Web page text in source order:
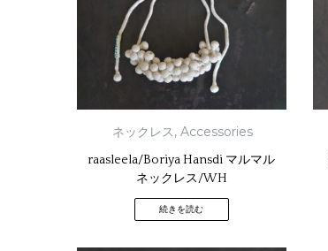
ネックレス,Accessories
raasleela/Boriya Hansdi マルマル
ネックレス/WH
続きを読む